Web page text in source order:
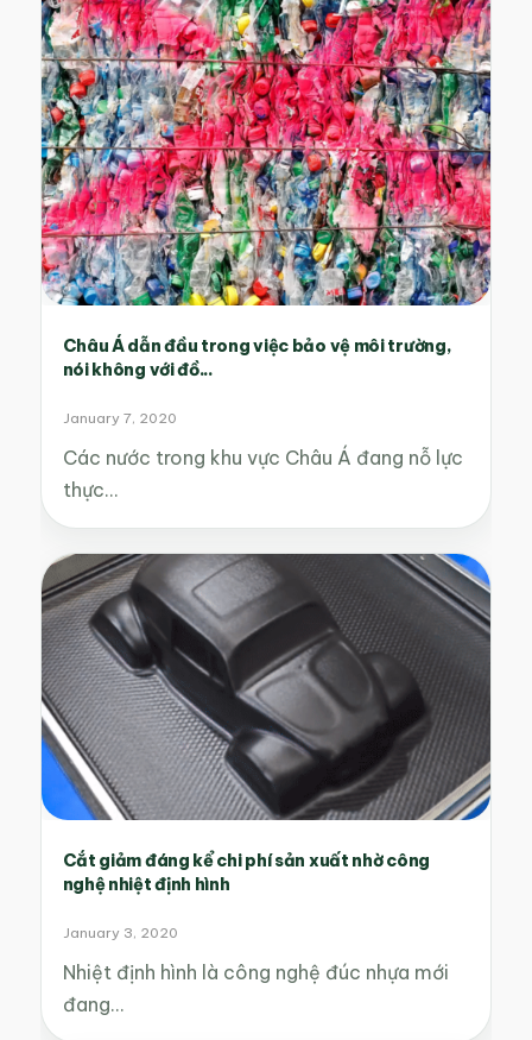
Châu Á dẫn đầu trong việc bảo vệ môi trường,
nói không với đồ...
January 7, 2020
Các nước trong khu vực Châu Á đang nỗ lực
thực…
Cắt giảm đáng kể chi phí sản xuất nhờ công
nghệ nhiệt định hình
January 3, 2020
Nhiệt định hình là công nghệ đúc nhựa mới
đang…